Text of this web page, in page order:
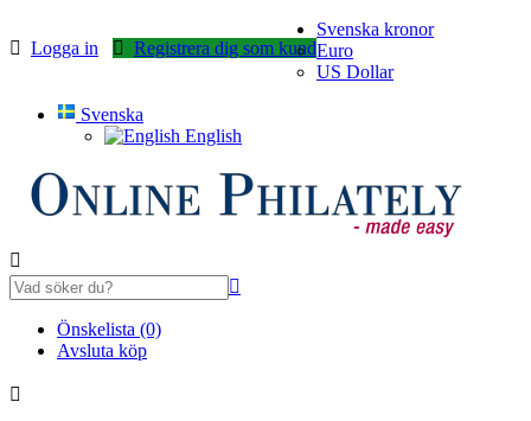
Logga in Registrera dig som kund
Svenska kronor
Euro
US Dollar
Svenska
English
Önskelista (0)
Avsluta köp